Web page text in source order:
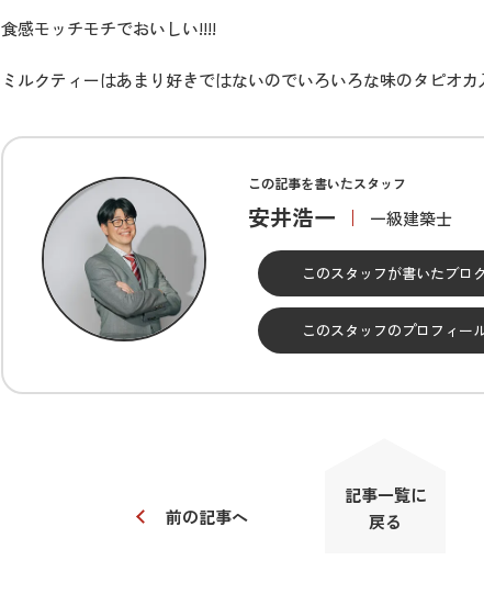
食感モッチモチでおいしい!!!!
ミルクティーはあまり好きではないのでいろいろな味のタピオ
この記事を書いたスタッフ
安井浩一 一級建築士
このスタッフが書いたブロ
このスタッフのプロフィー
前の記事へ
記事一覧に
戻る